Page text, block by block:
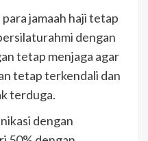
jamaah haji tetap
dengan
tetap menjaga agar
tetap terkendali dan
terduga.
dengan